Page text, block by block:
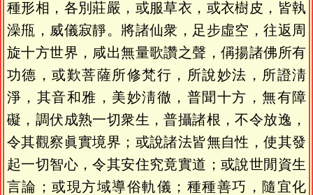
種形相，各別莊嚴，或服草衣，或衣樹皮，皆執
澡甁，威儀寂靜。將諸仙衆，足步虛空，往返周
旋十方世界，咸出無量歌讚之聲，偁揚諸佛所有
功德，或歎菩薩所修梵行，所說妙法，所證淸
淨，其音和雅，美妙淸徹，普聞十方，無有障
礙，調伏成熟一切衆生，普攝諸根，不令放逸，
令其觀察眞實境界；或說諸法皆無自性，使其發
起一切智心，令其安住究竟實道；或說世閒資生
言論；或現方域導俗軌儀；種種善巧，隨宜化